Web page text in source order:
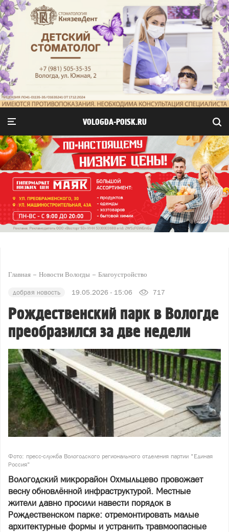
VOLOGDA-POISK.RU
Главная Новости Вологды Благоустройство
добрая новость 19.05.2026 - 15:06 717
Рождественский парк в Вологде
преобразился за две недели
Фото: пресс-служба Вологодского регионального отделения партии "Единая
Россия"
Вологодский микрорайон Охмыльцево провожает
весну обновлённой инфраструктурой. Местные
жители давно просили навести порядок в
Рождественском парке: отремонтировать малые
архитектурные формы и устранить травмоопасные